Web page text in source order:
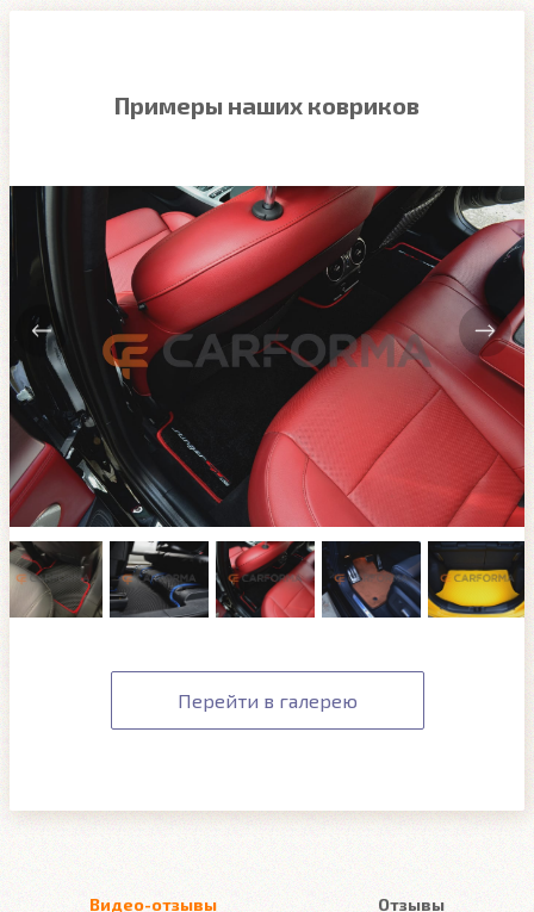
Примеры наших ковриков
Перейти в галерею
Видео-отзывы Отзывы